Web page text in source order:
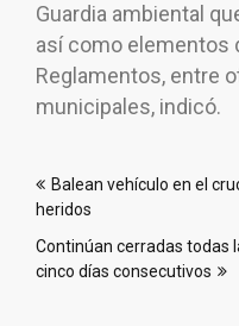
Guardia ambiental
así como elementos
Reglamentos, entre
municipales, indicó.
de
entradas
Balean vehículo en el
heridos
Continúan cerradas todas
cinco días consecutivos